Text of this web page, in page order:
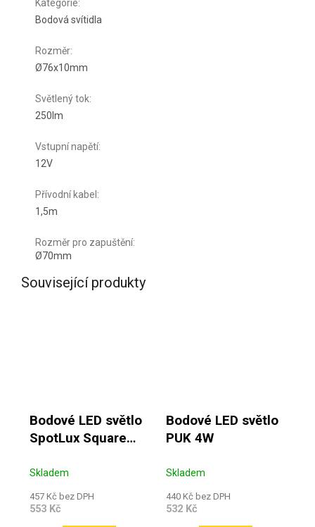
Kategorie:
Bodová svítidla
Rozměr:
Ø76x10mm
Světlený tok:
250lm
Vstupní napětí:
12V
Přívodní kabel :
1,5m
Rozměr pro zapuštění:
Ø70mm
Související produkty
Bodové LED světlo
SpotLux Square
Skladem
457 Kč bez DPH
553 Kč
Bodové LED světlo
PUK 4W
Skladem
440 Kč bez DPH
532 Kč